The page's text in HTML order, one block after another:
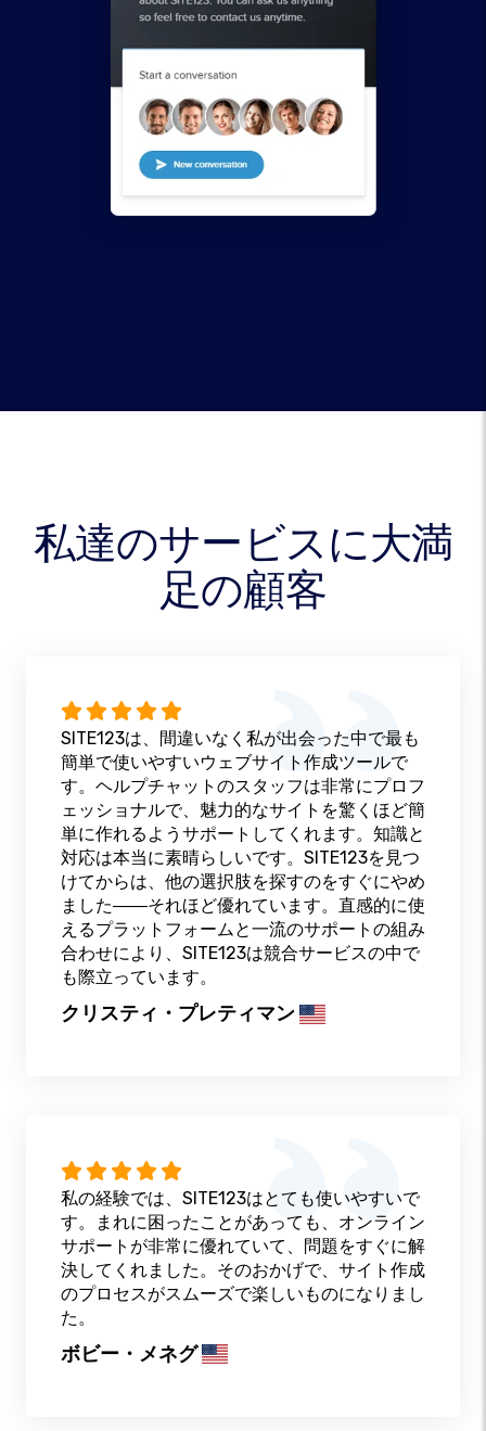
私達のサービスに大満
足の顧客
SITE123は、間違いなく私が出会った中で最も
簡単で使いやすいウェブサイト作成ツールで
す。ヘルプチャットのスタッフは非常にプロフ
ェッショナルで、魅力的なサイトを驚くほど簡
単に作れるようサポートしてくれます。知識と
対応は本当に素晴らしいです。SITE123を見つ
けてからは、他の選択肢を探すのをすぐにやめ
ました――それほど優れています。直感的に使
えるプラットフォームと一流のサポートの組み
合わせにより、SITE123は競合サービスの中で
も際立っています。
クリスティ・プレティマン
私の経験では、SITE123はとても使いやすいで
す。まれに困ったことがあっても、オンライン
サポートが非常に優れていて、問題をすぐに解
決してくれました。そのおかげで、サイト作成
のプロセスがスムーズで楽しいものになりまし
た。
ボビー・メネグ